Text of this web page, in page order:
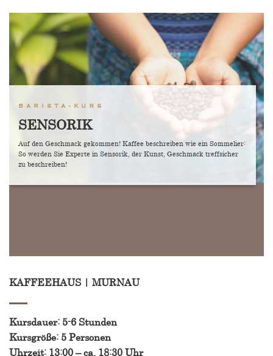
BARISTA-KURS
SENSORIK
Auf den Geschmack gekommen! Kaffee beschreiben wie ein Sommelier:
So werden Sie Experte in Sensorik, der Kunst, Geschmack treffsicher
zu beschreiben!
KAFFEEHAUS | MURNAU
Kursdauer: 5-6 Stunden
Kursgröße: 5 Personen
Uhrzeit: 13:00 – ca. 18:30 Uhr